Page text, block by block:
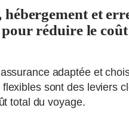
hébergement et
réduire le
adaptée et
sont des leviers
total du voyage.